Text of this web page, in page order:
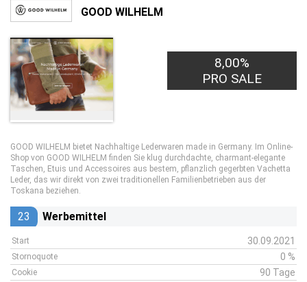
GOOD WILHELM
8,00%
PRO SALE
GOOD WILHELM bietet Nachhaltige Lederwaren made in Germany. Im Online-
Shop von GOOD WILHELM finden Sie klug durchdachte, charmant-elegante
Taschen, Etuis und Accessoires aus bestem, pflanzlich gegerbten Vachetta
Leder, das wir direkt von zwei traditionellen Familienbetrieben aus der
Toskana beziehen.
23 Werbemittel
Start 30.09.2021
Stornoquote 0 %
Cookie 90 Tage